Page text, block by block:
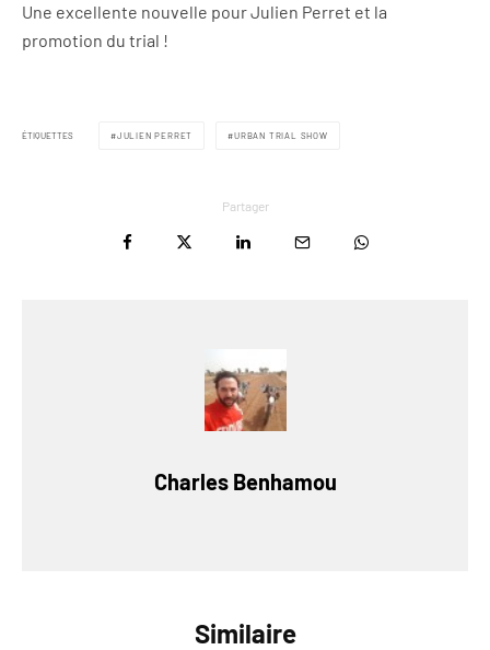
Une excellente nouvelle pour Julien Perret et la
promotion du trial !
ÉTIQUETTES JULIEN PERRET URBAN TRIAL SHOW
Partager
Charles Benhamou
Similaire